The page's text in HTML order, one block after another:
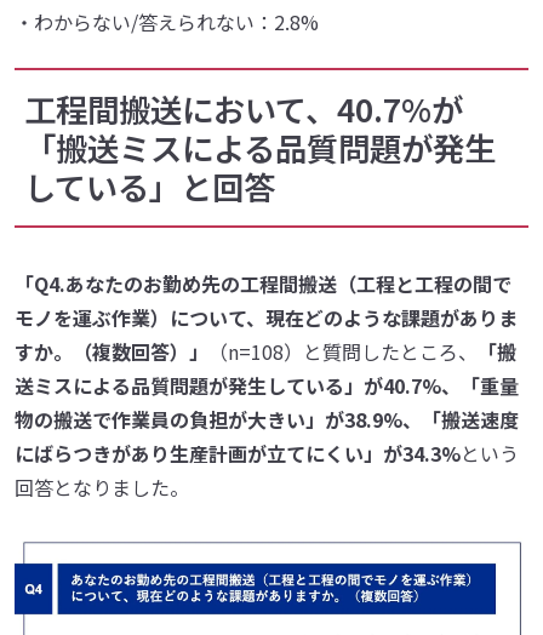
・わからない/答えられない：2.8%
工程間搬送において、40.7%が
「搬送ミスによる品質問題が発生
している」と回答
「Q4.あなたのお勤め先の工程間搬送（工程と工程の間で
モノを運ぶ作業）について、現在どのような課題がありま
すか。（複数回答）」
（n=108）と質問したところ、
「搬
送ミスによる品質問題が発生している」が40.7%、「重量
物の搬送で作業員の負担が大きい」が38.9%、「搬送速度
にばらつきがあり生産計画が立てにくい」が34.3%という
回答となりました。